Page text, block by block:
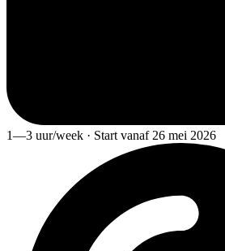
1—3 uur/week · Start vanaf 26 mei 2026